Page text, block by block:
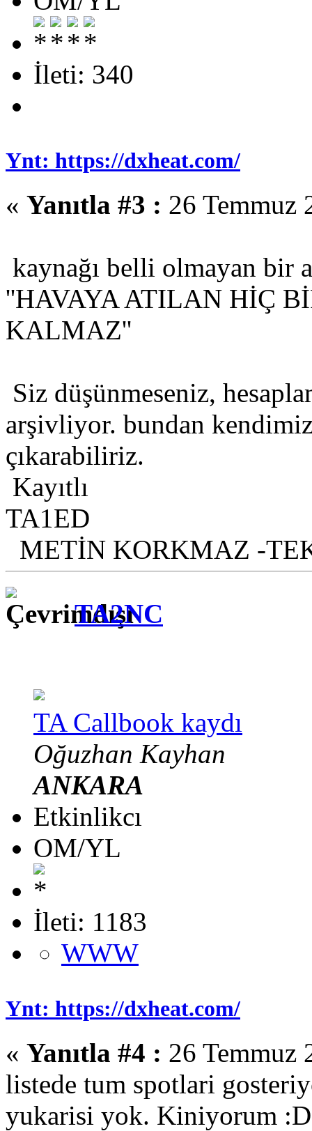
İleti: 340
Ynt: https://dxheat.com/
« Yanıtla #3 : 26 Temmuz
kaynağı belli olmayan bir
''HAVAYA ATILAN HİÇ
KALMAZ''
Siz düşünmeseniz,
arşivliyor. bundan
çıkarabiliriz.
Kayıtlı
TA1ED
METİN KORKMAZ -
TA2NC
TA Callbook kaydı
Oğuzhan Kayhan
ANKARA
Etkinlikcı
OM/YL
İleti: 1183
WWW
Ynt: https://dxheat.com/
« Yanıtla #4 : 26 Temmuz
listede tum spotlari
yukarisi yok. Kiniyorum :D